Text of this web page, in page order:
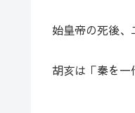
始皇帝の死後、
胡亥は「秦を一